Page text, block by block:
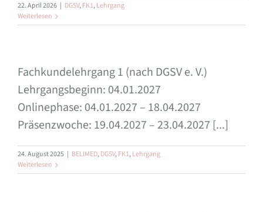
22. April 2026 | DGSV,FK1,Lehrgang
Weiterlesen
Fachkundelehrgang 1 (nach DGSV e. V.)
Lehrgangsbeginn: 04.01.2027
Onlinephase: 04.01.2027 – 18.04.2027
Präsenzwoche: 19.04.2027 – 23.04.2027 [...]
24. August 2025 | BELIMED,DGSV,FK1,Lehrgang
Weiterlesen